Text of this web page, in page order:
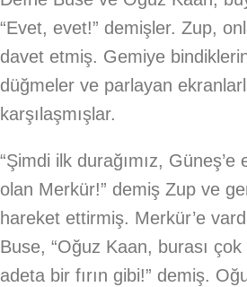
“Evet, evet!” demişler. Zup,
davet etmiş. Gemiye
düğmeler ve parlayan
karşılaşmışlar.
“Şimdi ilk durağımız, Güneş’e
olan Merkür!” demiş Zup ve
hareket ettirmiş. Merkür’e
Buse, “Oğuz Kaan, burası
adeta bir fırın gibi!” demiş.